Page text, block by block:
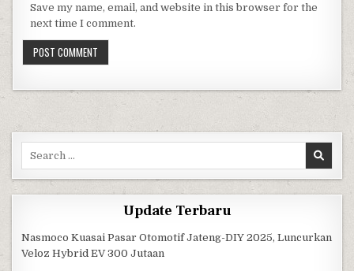
Save my name, email, and website in this browser for the
next time I comment.
Update Terbaru
Nasmoco Kuasai Pasar Otomotif Jateng-DIY 2025, Luncurkan
Veloz Hybrid EV 300 Jutaan